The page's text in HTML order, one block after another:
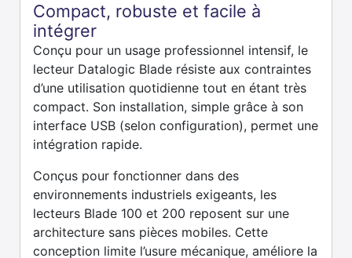
Compact, robuste et facile à
intégrer
Conçu pour un usage professionnel intensif, le
lecteur Datalogic Blade résiste aux contraintes
d’une utilisation quotidienne tout en étant très
compact. Son installation, simple grâce à son
interface USB (selon configuration), permet une
intégration rapide.
Conçus pour fonctionner dans des
environnements industriels exigeants, les
lecteurs Blade 100 et 200 reposent sur une
architecture sans pièces mobiles. Cette
conception limite l’usure mécanique, améliore la